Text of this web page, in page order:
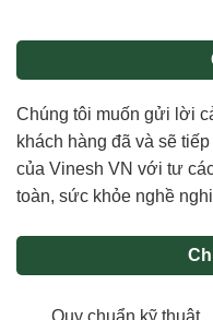
Chúng tôi muốn gửi lời
khách hàng đã và sẽ
của Vinesh VN với tư
toàn, sức khỏe nghề
Quy chuẩn kỹ thuật